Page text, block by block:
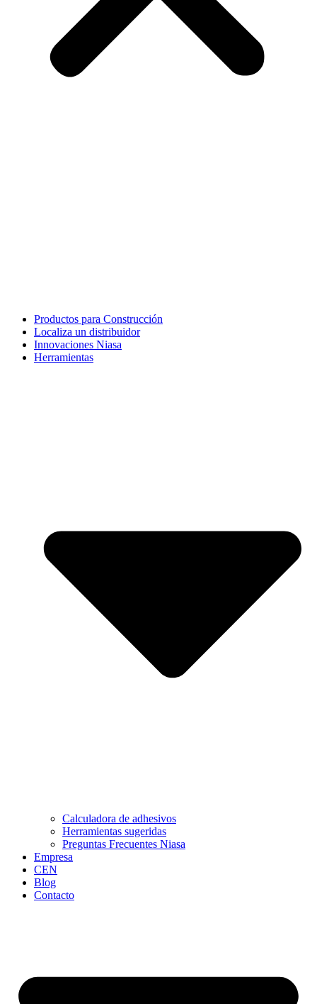
Productos para Construcción
Localiza un distribuidor
Innovaciones Niasa
Herramientas
Calculadora de adhesivos
Herramientas sugeridas
Preguntas Frecuentes Niasa
Empresa
CEN
Blog
Contacto